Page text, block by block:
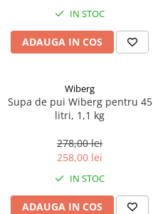
IN STOC
ADAUGA IN COS
Wiberg
Supa de pui Wiberg pentru 45
litri, 1,1 kg
278,00 lei
258,00 lei
IN STOC
ADAUGA IN COS